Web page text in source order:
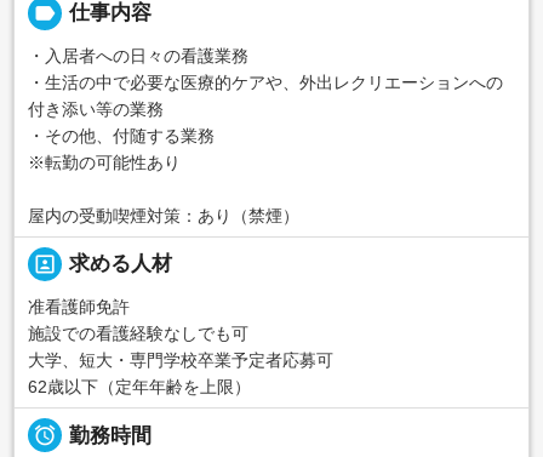
label 仕事内容
・入居者への日々の看護業務
・生活の中で必要な医療的ケアや、外出レクリエーションへの
付き添い等の業務
・その他、付随する業務
※転勤の可能性あり
屋内の受動喫煙対策：あり（禁煙）
portrait 求める人材
准看護師免許
施設での看護経験なしでも可
大学、短大・専門学校卒業予定者応募可
62歳以下（定年年齢を上限）
 勤務時間